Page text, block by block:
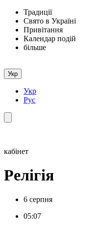
Традиції
Свято в Україні
Привітання
Календар подій
більше
Укр
Укр
Рус
кабінет
Релігія
6 серпня
05:07